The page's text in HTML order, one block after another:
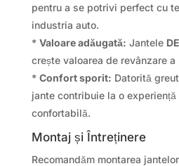
pentru a se potrivi perfect cu
industria auto.
* Valoare adăugată: Jantele
crește valoarea de revânzare a
* Confort sporit: Datorită
jante contribuie la o
confortabilă.
Montaj și Întreținere
Recomandăm montarea jantelor